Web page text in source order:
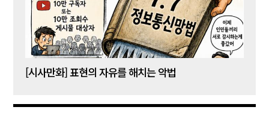
[시사만화] 표현의 자유를 해치는 악법